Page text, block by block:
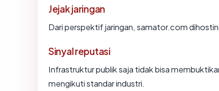
Jejak jaringan
Dari perspektif jaringan, samator.com
Sinyal reputasi
Infrastruktur publik saja tidak bisa
mengikuti standar industri.